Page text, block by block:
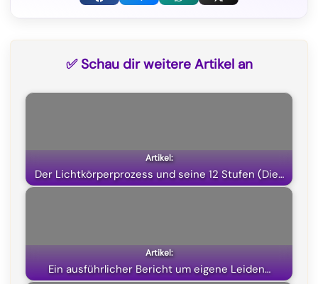
F
o
k
T
a
m
W
p
p
X
T
t
e
✅ Schau dir weitere Artikel an
Der Lichtkörperprozess und seine 12 Stufen (Die…
Ein ausführlicher Bericht um eigene Leiden…